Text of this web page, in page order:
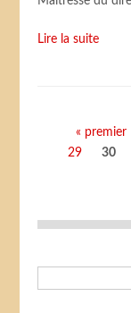
Lire la suite
Pages« premier
29
30
Formulaire